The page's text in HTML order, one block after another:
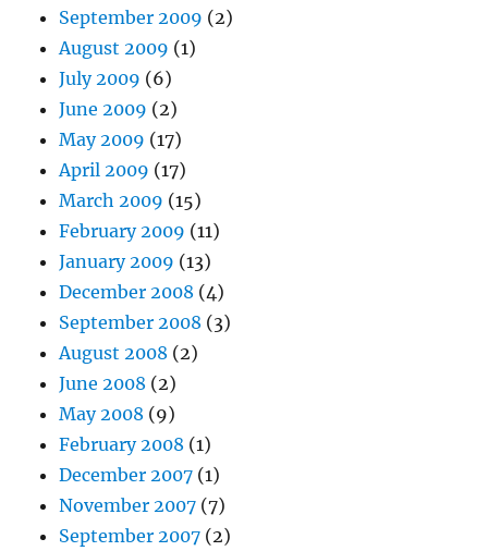
September 2009 (2)
August 2009 (1)
July 2009 (6)
June 2009 (2)
May 2009 (17)
April 2009 (17)
March 2009 (15)
February 2009 (11)
January 2009 (13)
December 2008 (4)
September 2008 (3)
August 2008 (2)
June 2008 (2)
May 2008 (9)
February 2008 (1)
December 2007 (1)
November 2007 (7)
September 2007 (2)